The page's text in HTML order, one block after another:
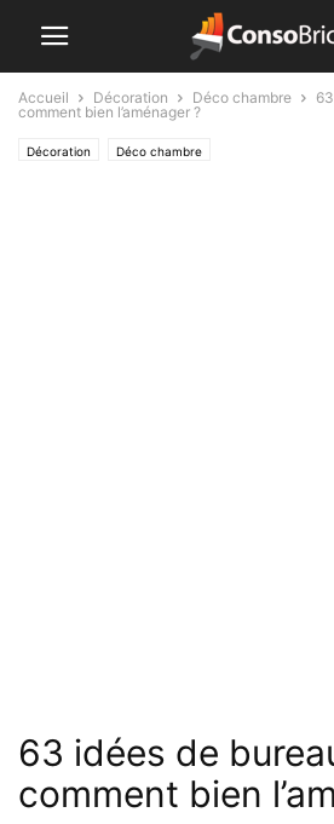
Accueil Décoration Déco chambre
comment bien l’aménager ?
Décoration Déco chambre
63 idées de
comment bien